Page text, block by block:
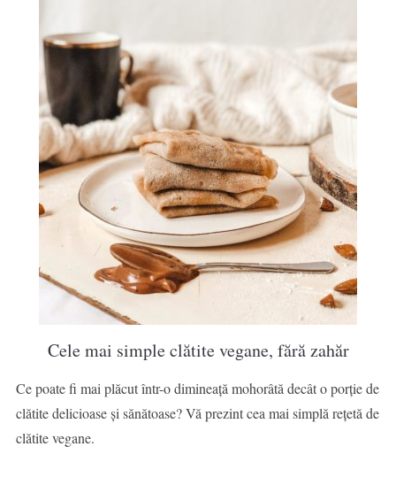
Cele mai simple clătite vegane, fără zahăr
Ce poate fi mai plăcut într-o dimineață mohorâtă decât o porție de
clătite delicioase și sănătoase? Vă prezint cea mai simplă rețetă de
clătite vegane.